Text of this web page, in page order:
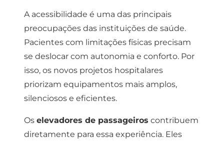
A acessibilidade é uma das principais
preocupações das instituições de saúde.
Pacientes com limitações físicas precisam
se deslocar com autonomia e conforto. Por
isso, os novos projetos hospitalares
priorizam equipamentos mais amplos,
silenciosos e eficientes.
Os elevadores de passageiros contribuem
diretamente para essa experiência. Eles